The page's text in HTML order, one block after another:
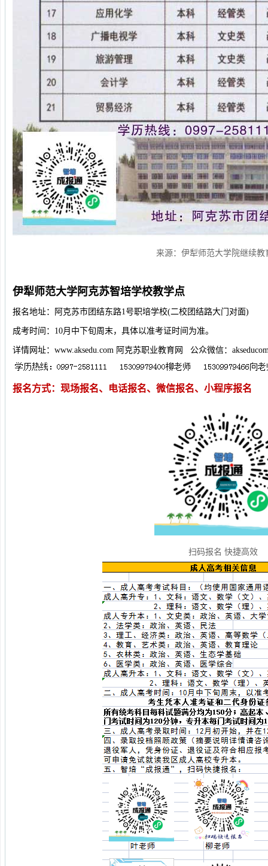
来源：伊犁师范大学院继续教
伊犁师范大学阿克苏智培学校教学点
报名地址：阿克苏市团结东路1号职培学校(二校团结路大门对面)
成考时间：10月中下旬周末，具体以准考证时间为准。
详情网址：www.aksedu.com 阿克苏职业教育网 公众微信：
报名方式：现场报名、电话报名、微信报名、小程序报名
扫码报名 快捷高效